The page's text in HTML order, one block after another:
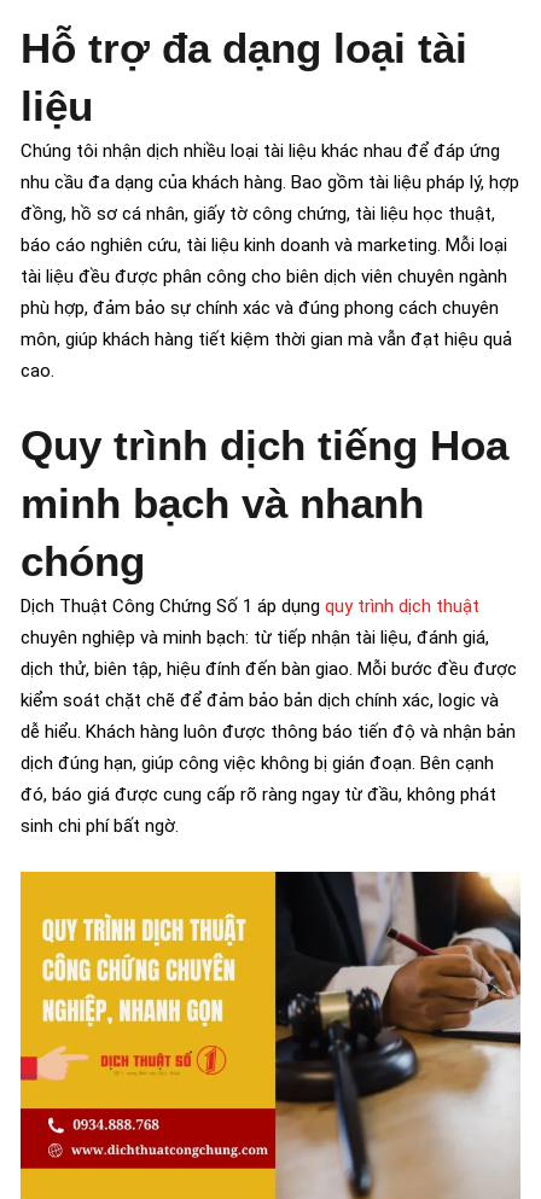
Hỗ trợ đa dạng loại tài
liệu
Chúng tôi nhận dịch nhiều loại tài liệu khác nhau để đáp ứng
nhu cầu đa dạng của khách hàng. Bao gồm tài liệu pháp lý, hợp
đồng, hồ sơ cá nhân, giấy tờ công chứng, tài liệu học thuật,
báo cáo nghiên cứu, tài liệu kinh doanh và marketing. Mỗi loại
tài liệu đều được phân công cho biên dịch viên chuyên ngành
phù hợp, đảm bảo sự chính xác và đúng phong cách chuyên
môn, giúp khách hàng tiết kiệm thời gian mà vẫn đạt hiệu quả
cao.
Quy trình dịch tiếng Hoa
minh bạch và nhanh
chóng
Dịch Thuật Công Chứng Số 1 áp dụng quy trình dịch thuật
chuyên nghiệp và minh bạch: từ tiếp nhận tài liệu, đánh giá,
dịch thử, biên tập, hiệu đính đến bàn giao. Mỗi bước đều được
kiểm soát chặt chẽ để đảm bảo bản dịch chính xác, logic và
dễ hiểu. Khách hàng luôn được thông báo tiến độ và nhận bản
dịch đúng hạn, giúp công việc không bị gián đoạn. Bên cạnh
đó, báo giá được cung cấp rõ ràng ngay từ đầu, không phát
sinh chi phí bất ngờ.